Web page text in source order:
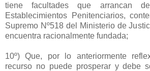
tiene facultades que arrancan
Establecimientos Penitenciarios,
Supremo Nº518 del Ministerio de
encuentra racionalmente fundada;
10º) Que, por lo anteriormente
recurso no puede prosperar y debe